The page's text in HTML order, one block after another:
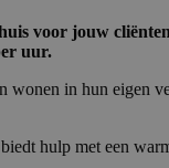
voor jouw
uur.
in hun eigen
hulp met een